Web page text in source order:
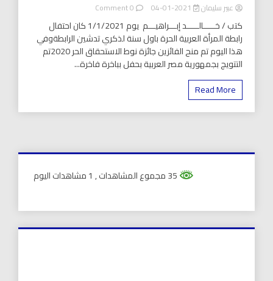
عبير سليمان 0 Comment
جائزة
نوط
الاستحقاق
الحر
لعام
العربية
كتب / خـــــالـــــد إبـــراهيـــم يوم 1/1/2021 كان احتفال
رابطة المرأة العربية الحرة باول سنة لذكري تدشين الرابطةوفي
هذا اليوم تم منح الفائزين جائزة نوط الاستحقاق الحر 2020تم
التتويج بجمهورية مصر العربية بحفل بباخرة فاخرة...
Read More
, 1 مشاهدات اليوم